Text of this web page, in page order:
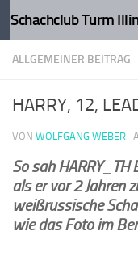
Zum Inhalt springen
Schachclub Turm
ALLGEMEINER BEITRAG
HARRY, 12,
VON WOLFGANG WEBER ·
So sah
als er vor 2 Jahren
weißrussische
wie das Foto im